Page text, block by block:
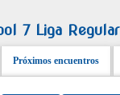
7 Liga Regular
Próximos encuentros